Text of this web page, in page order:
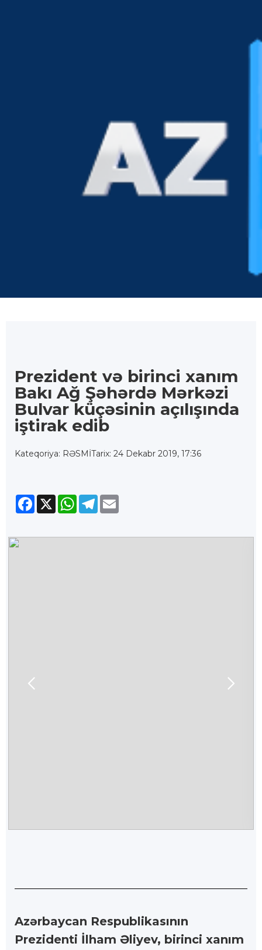
Prezident və birinci xanım
Bakı Ağ Şəhərdə Mərkəzi
Bulvar küçəsinin açılışında
iştirak edib
Kateqoriya: RƏSMİTarix: 24 Dekabr 2019, 17:36
Facebook
X WhatsApp
Telegram
Azərbaycan Respublikasının
Prezidenti İlham Əliyev, birinci xanım